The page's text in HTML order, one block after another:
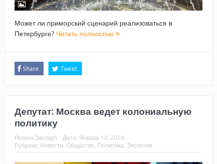
Может ли приморский сценарий реализоваться в
Петербурге? Читать полностью
Share Tweet
Депутат: Москва ведет колониальную
политику
Регион.Эксперт Дата: Январь 14, 2019
Рубрика: Новости, Общество, Политика, Экология